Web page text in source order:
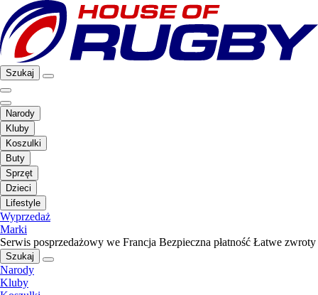
Szukaj
Narody
Kluby
Koszulki
Buty
Sprzęt
Dzieci
Lifestyle
Wyprzedaż
Marki
Serwis posprzedażowy we Francja Bezpieczna płatność Łatwe zwroty
Szukaj
Narody
Kluby